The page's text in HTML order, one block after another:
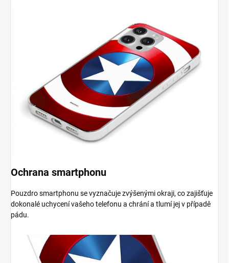
Ochrana smartphonu
Pouzdro smartphonu se vyznačuje zvýšenými okraji, co zajišťuje
dokonalé uchycení vašeho telefonu a chrání a tlumí jej v případě
pádu.